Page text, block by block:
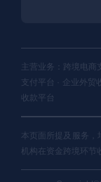
主营业务：跨境电商
支付平台 · 企业外贸
收款平台
本页面所提及服务，
机构在资金跨境环节